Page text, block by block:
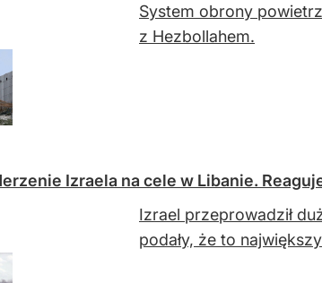
System obrony
z Hezbollahem.
Izraela na cele w Libanie.
Izrael przeprowadził
podały, że to